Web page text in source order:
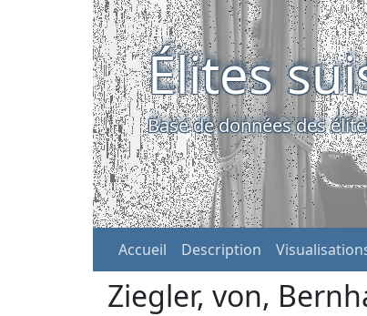
Élites
Base de données des
Accueil Description
Ziegler, von,